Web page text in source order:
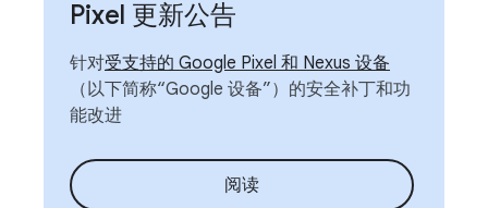
Pixel 更新公告
针对受支持的 Google Pixel 和 Nexus 设备
（以下简称“Google 设备”）的安全补丁和功
能改进
阅读